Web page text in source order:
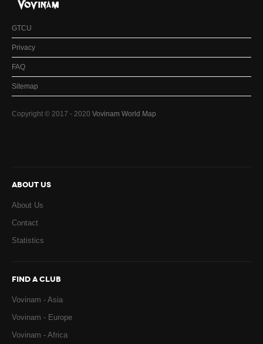
GTCU
Privacy
FAQ
Sitemap
Copyright © 2017 - 2020 Vovinam World Map
ABOUT US
About Us
Contact
Statistics
FIND A CLUB
Vovinam - Asia
Vovinam - Europe
Vovinam - Africa